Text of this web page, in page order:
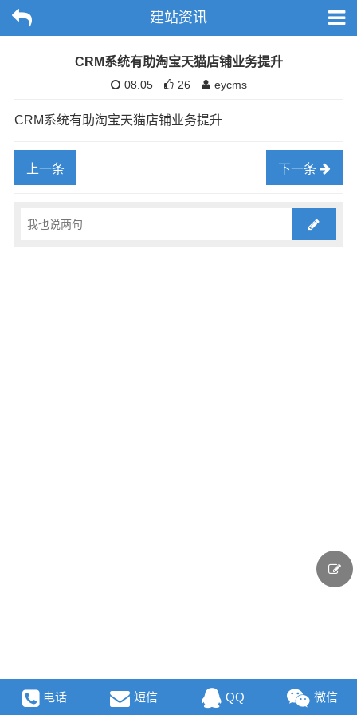
建站资讯
CRM系统有助淘宝天猫店铺业务提升
08.05 26 eycms
CRM系统有助淘宝天猫店铺业务提升
上一条 下一条
电话 短信 QQ 微信